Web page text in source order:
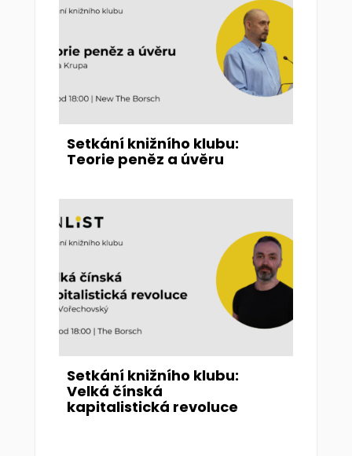
Setkání knižního klubu:
Teorie peněz a úvěru
Setkání knižního klubu:
Velká čínská
kapitalistická revoluce